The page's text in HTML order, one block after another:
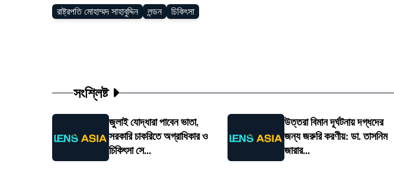
রাষ্ট্রপতি মোহাম্মদ সাহাবুদ্দিন লন্ডন চিকিৎসা
সংশ্লিষ্ট
জুলাই যোদ্ধারা পাবেন ভাতা,
সরকারি চাকরিতে অগ্রাধিকার ও
চিকিৎসা সে...
উত্তরা বিমান দূর্ঘটনায় দগ্ধদের
জন্য জরুরি করণীয়: ডা. তাসনিম
জারার...